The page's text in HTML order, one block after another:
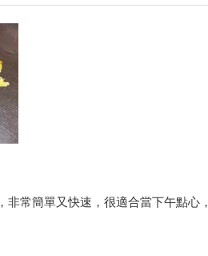
常簡單又快速，很適合當下午點心，